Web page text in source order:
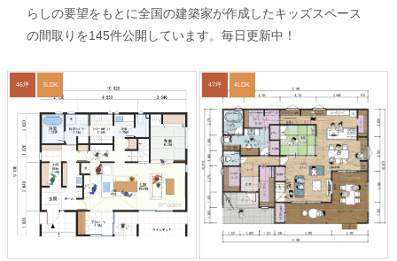
らしの要望をもとに全国の建築家が作成したキッズスペース
の間取りを145件公開しています。毎日更新中！
46坪 3LDK 47坪 4LDK